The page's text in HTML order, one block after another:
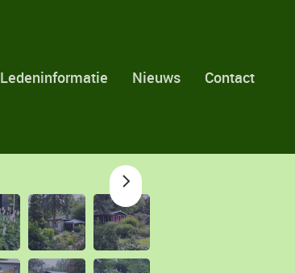
Ledeninformatie Nieuws Contact